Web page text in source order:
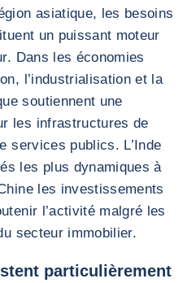
asiatique, les besoins
un puissant moteur
Dans les économies
l’industrialisation et la
soutiennent une
les infrastructures de
services publics. L’Inde
les plus dynamiques à
les investissements
l’activité malgré les
secteur immobilier.
particulièrement